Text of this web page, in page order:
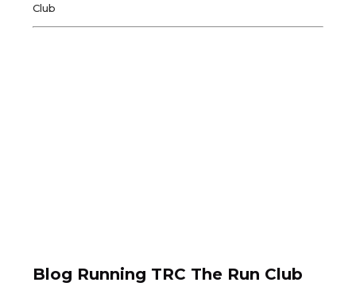
Club
Blog Running TRC The Run Club